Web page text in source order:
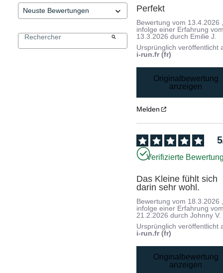
Perfekt
Bewertung vom 13.4.2026
infolge einer Erfahrung
13.3.2026 durch Emilie J.
Ursprünglich veröffentlicht
i-run.fr (fr)
Originalbewertung
anzeigen
Melden
5
Verifizierte
Das Kleine fühlt sich
darin sehr wohl.
Bewertung vom 18.3.2026
infolge einer Erfahrung
21.2.2026 durchJohnny V.
Ursprünglich veröffentlicht
i-run.fr (fr)
Originalbewertung
anzeigen